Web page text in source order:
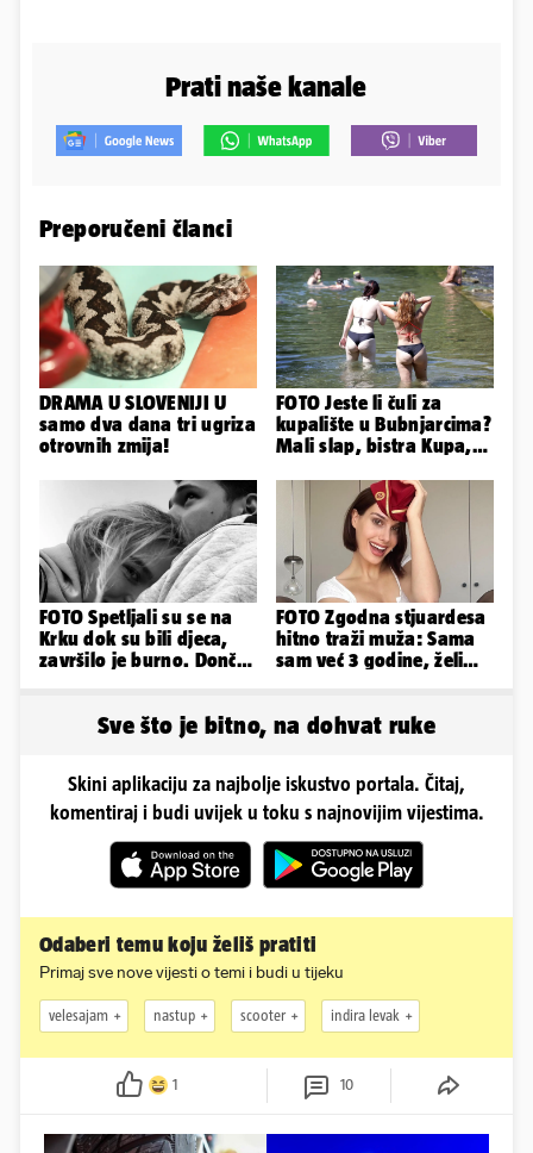
Prati naše kanale
Preporučeni članci
DRAMA U SLOVENIJI U
samo dva dana tri ugriza
otrovnih zmija!
FOTO Jeste li čuli za
kupalište u Bubnjarcima?
Mali slap, bistra Kupa,
idila!
FOTO Spetljali su se na
Krku dok su bili djeca,
završilo je burno. Dončić
FOTO Zgodna stjuardesa
hitno traži muža: Sama
sam već 3 godine, želim
Sve što je bitno, na dohvat ruke
Skini aplikaciju za najbolje iskustvo portala. Čitaj,
komentiraj i budi uvijek u toku s najnovijim vijestima.
Odaberi temu koju želiš pratiti
Primaj sve nove vijesti o temi i budi u tijeku
velesajam nastup scooter indira levak
1 10